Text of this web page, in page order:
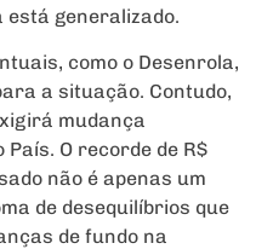
está generalizado.
como o Desenrola,
a situação. Contudo,
mudança
O recorde de R$
não é apenas um
de desequilíbrios que
de fundo na